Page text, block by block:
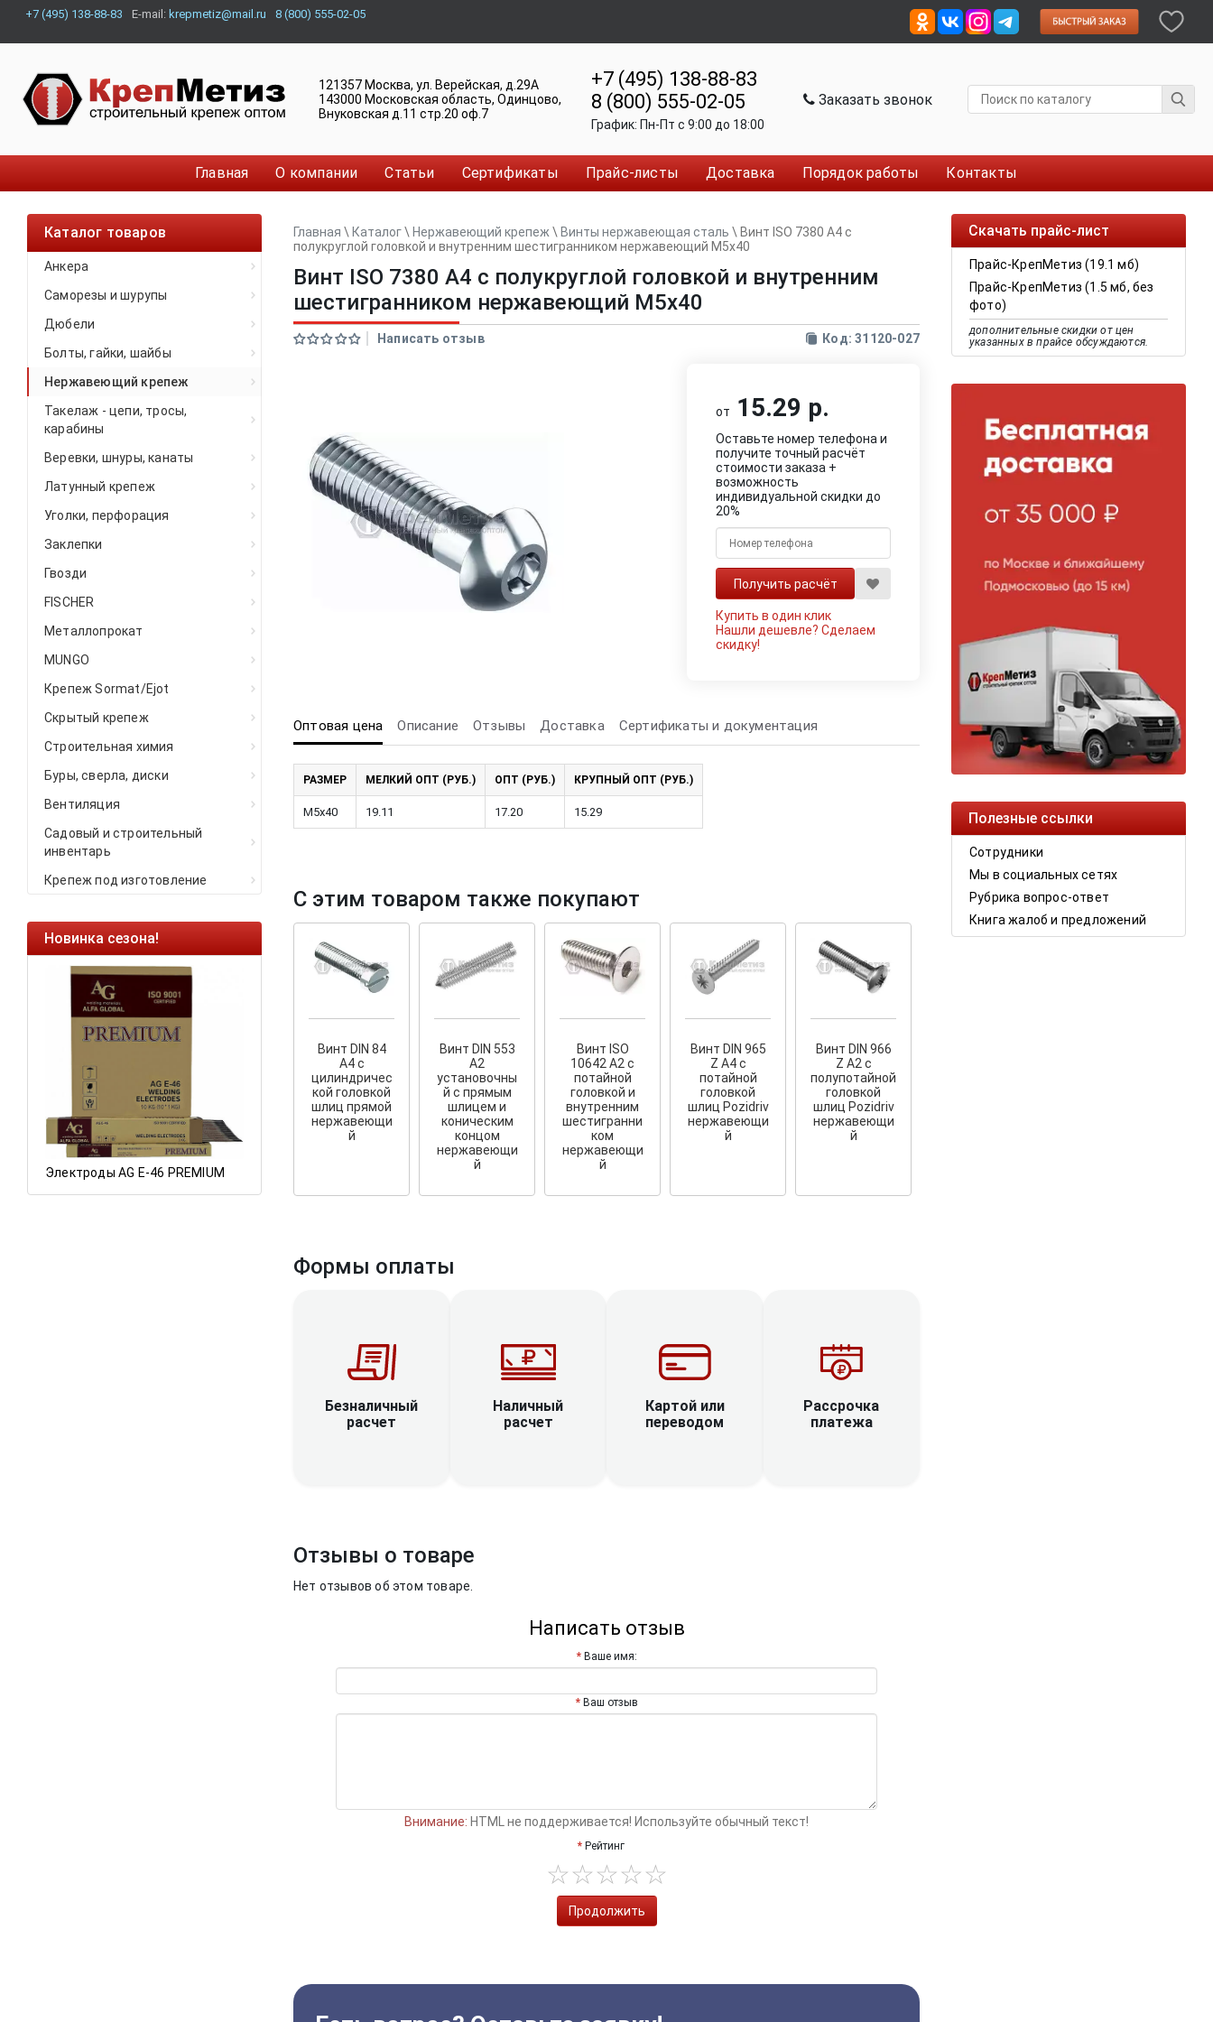
+7 (495) 138-88-83 E-mail: krepmetiz@mail.ru 8 (800) 555-02-05
121357 Москва, ул. Верейская, д.29А
143000 Московская область, Одинцово,
Внуковская д.11 стр.20 оф.7
+7 (495) 138-88-83
8 (800) 555-02-05
График: Пн-Пт c 9:00 до 18:00
Заказать звонок
Главная О компании Статьи Сертификаты Прайс-листы Доставка Порядок работы Контакты
Каталог товаров
Анкера
Саморезы и шурупы
Дюбели
Болты, гайки, шайбы
Нержавеющий крепеж
Такелаж - цепи, тросы,
карабины
Веревки, шнуры, канаты
Латунный крепеж
Уголки, перфорация
Заклепки
Гвозди
FISCHER
Металлопрокат
MUNGO
Крепеж Sormat/Ejot
Скрытый крепеж
Строительная химия
Буры, сверла, диски
Вентиляция
Садовый и строительный
инвентарь
Крепеж под изготовление
Новинка сезона!
Электроды AG E-46 PREMIUM
Ликвидация остатков!
Саморезы кровельные HKR-R
HARPOON EURO
остатков по ценам 2020 года!
Cкрытый крепеж
Крепление террас и фасадов
и фасадов.
Скачать прайс-лист
Прайс-КрепМетиз (19.1 мб)
Прайс-КрепМетиз (1.5 мб, без
фото)
дополнительные скидки от цен
указанных в прайсе обсуждаются.
Полезные ссылки
Сотрудники
Мы в социальных сетях
Рубрика вопрос-ответ
Книга жалоб и предложений
Главная \ Каталог\ Нержавеющий крепеж \ Винты нержавеющая сталь \ Винт ISO 7380 A4 с
полукруглой головкой и внутренним шестигранником нержавеющий M5x40
Винт ISO 7380 A4 с полукруглой головкой и внутренним
шестигранником нержавеющий M5x40
Написать отзыв Код: 31120-027
от 15.29 р.
Оставьте номер телефона и
получите точный расчёт
стоимости заказа +
возможность
индивидуальной скидки до
20%
Купить в один клик
Нашли дешевле?Сделаем
скидку!
Оптовая цена Описание Отзывы Доставка Сертификаты и документация
РАЗМЕР МЕЛКИЙ ОПТ (РУБ.) ОПТ (РУБ.) КРУПНЫЙ ОПТ (РУБ.)
M5x40 19.11 17.20 15.29
С этим товаром также покупают
Винт DIN 84
A4 с
цилиндричес
кой головкой
шлиц прямой
нержавеющи
й
Винт DIN 553
А2
установочны
й с прямым
шлицем и
коническим
концом
нержавеющи
й
Винт ISO
10642 A2 с
потайной
головкой и
внутренним
шестигранни
ком
нержавеющи
й
Винт DIN 965
Z A4 с
потайной
головкой
шлиц Pozidriv
нержавеющи
й
Винт DIN 966
Z A2 с
полупотайной
головкой
шлиц Pozidriv
нержавеющи
й
Формы оплаты
Безналичный
расчет
Наличный
расчет
Картой или
переводом
Рассрочка
платежа
Отзывы о товаре
Нет отзывов об этом товаре.
Написать отзыв
Ваше имя:
Ваш отзыв
Внимание: HTML не поддерживается! Используйте обычный текст!
Рейтинг
Продолжить